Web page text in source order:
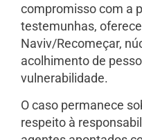
compromisso com a
testemunhas,
Naviv/Recomeçar,
acolhimento de
vulnerabilidade.
O caso permanece
respeito à